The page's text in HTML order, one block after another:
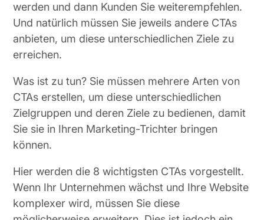
werden und dann Kunden Sie weiterempfehlen.
Und natürlich müssen Sie jeweils andere CTAs
anbieten, um diese unterschiedlichen Ziele zu
erreichen.
Was ist zu tun? Sie müssen mehrere Arten von
CTAs erstellen, um diese unterschiedlichen
Zielgruppen und deren Ziele zu bedienen, damit
Sie sie in Ihren Marketing-Trichter bringen
können.
Hier werden die 8 wichtigsten CTAs vorgestellt.
Wenn Ihr Unternehmen wächst und Ihre Website
komplexer wird, müssen Sie diese